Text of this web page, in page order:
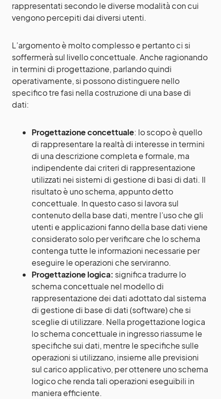
rappresentati secondo le diverse modalità con cui
vengono percepiti dai diversi utenti.
L’argomento è molto complesso e pertanto ci si
soffermerà sul livello concettuale. Anche ragionando
in termini di progettazione, parlando quindi
operativamente, si possono distinguere nello
specifico tre fasi nella costruzione di una base di
dati:
Progettazione concettuale: lo scopo è quello
di rappresentare la realtà di interesse in termini
di una descrizione completa e formale, ma
indipendente dai criteri di rappresentazione
utilizzati nei sistemi di gestione di basi di dati. Il
risultato è uno schema, appunto detto
concettuale. In questo caso si lavora sul
contenuto della base dati, mentre l’uso che gli
utenti e applicazioni fanno della base dati viene
considerato solo per verificare che lo schema
contenga tutte le informazioni necessarie per
eseguire le operazioni che serviranno.
Progettazione logica: significa tradurre lo
schema concettuale nel modello di
rappresentazione dei dati adottato dal sistema
di gestione di base di dati (software) che si
sceglie di utilizzare. Nella progettazione logica
lo schema concettuale in ingresso riassume le
specifiche sui dati, mentre le specifiche sulle
operazioni si utilizzano, insieme alle previsioni
sul carico applicativo, per ottenere uno schema
logico che renda tali operazioni eseguibili in
maniera efficiente.